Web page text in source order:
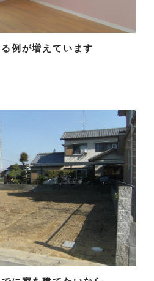
例が増えています